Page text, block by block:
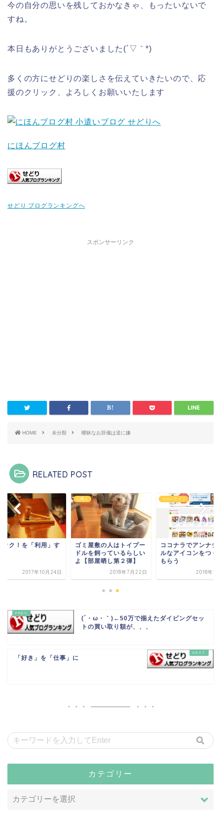
今の自分の思いを残しておかなきゃ、もったいないで
すね。
本日もありがとうございました(´▽｀*)
多くの方にせどりの楽しさを伝えていきたいので、応
援のクリック、よろしくお願いいたします
にほんブログ村
せどり ブログランキングへ
スポンサーリンク
HOME 未分類 曖昧なお辞儀は逆に嫌
RELATED POST
オク！を「利用」す
2017年10月24日
心構え
ゴミ屋敷の人はトイプー
ドルを飼っているらしい
よ【部屋晒し第２弾】
2018年7月22日
コスパライフ
ココナラでアンナチ
ルなアイコンをつく
もらう
2018年1
(´・ω・｀)←50万で揃えたダイビングセッ
トの買い取り額が、、、
「好き」を「仕事」に
カテゴリー